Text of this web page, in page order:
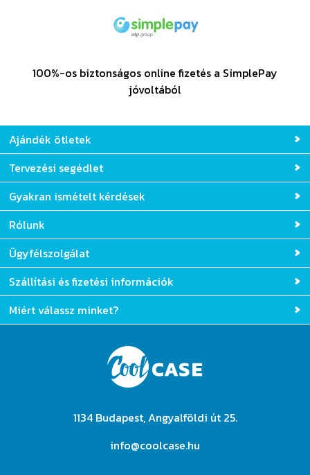
100%-os biztonságos online fizetés a SimplePay
Ajándék ötletek
Tervezési segédlet
Gyakran ismételt kérdések
Rólunk
Ügyfélszolgálat
Szállítási és fizetési információk
Miért válassz minket?